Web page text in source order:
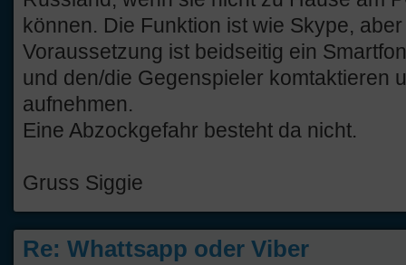
können. Die Funktion ist wie Skype,
Voraussetzung ist beidseitig ein
und den/die Gegenspieler komtaktieren
aufnehmen.
Eine Abzockgefahr besteht da nicht.
Gruss Siggie
Re: Whattsapp oder Viber